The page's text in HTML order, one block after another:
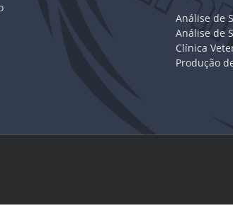
Análise de
Análise de
Clínica
Produção